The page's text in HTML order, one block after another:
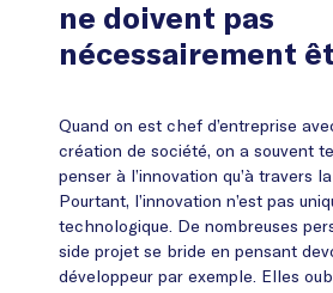
ne doivent pas
nécessairement
Quand on est chef d’entreprise
création de société, on a souvent
penser à l’innovation qu’à travers
Pourtant, l’innovation n’est pas
technologique. De nombreuses
side projet se bride en pensant
développeur par exemple. Elles